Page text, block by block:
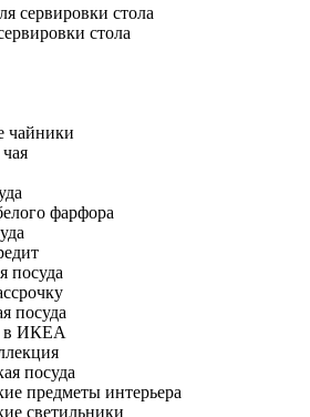
сервировки стола
стола
чайники
фарфора
посуда
посуда
в ИКЕА
посуда
предметы интерьера
светильники